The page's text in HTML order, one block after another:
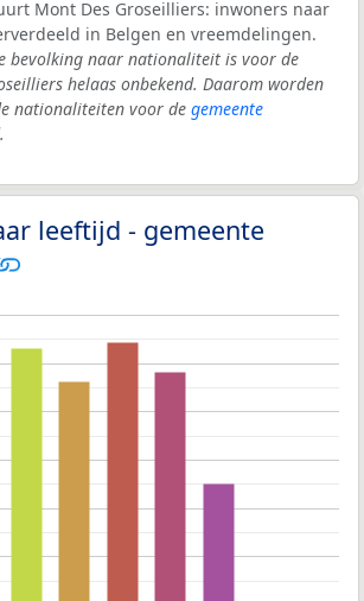
Mont Des Groseilliers: inwoners naar
in Belgen en vreemdelingen.
bevolking naar nationaliteit is voor de
helaas onbekend. Daarom worden
nationaliteiten voor de gemeente
leeftijd - gemeente